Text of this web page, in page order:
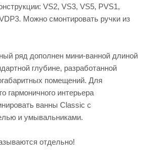
VS2, VS3, VS5, PVS1,
Можно смонтировать ручки из
ряд дополнен мини-ванной длиной
глубине, разработанной
помещений. Для
гармоничного интерьера
ванны Classic с
и умывальниками.
отдельно!